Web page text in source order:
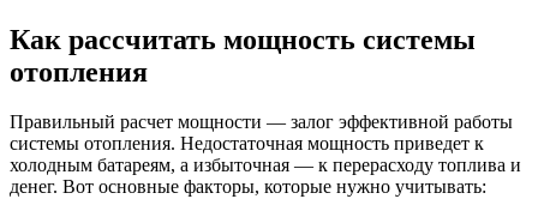
Как рассчитать мощность системы
отопления
Правильный расчет мощности — залог эффективной работы
системы отопления. Недостаточная мощность приведет к
холодным батареям, а избыточная — к перерасходу топлива и
денег. Вот основные факторы, которые нужно учитывать: